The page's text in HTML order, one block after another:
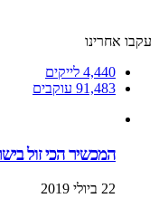
עקבו אחרינו
4,440 לייקים
91,483 עוקבים
המכשיר הכי זול
22 ביולי 2019